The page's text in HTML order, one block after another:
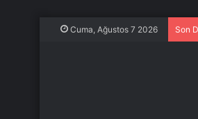
Cuma, Ağustos 7 2026 Son